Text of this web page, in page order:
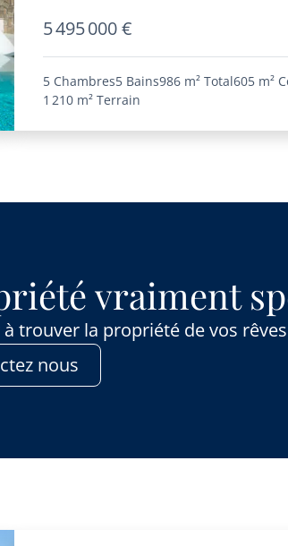
5 495 000 €
5 Chambres5 Bains986 m² Total605 m²
1 210 m² Terrain
vraiment
trouver la propriété de vos
nous